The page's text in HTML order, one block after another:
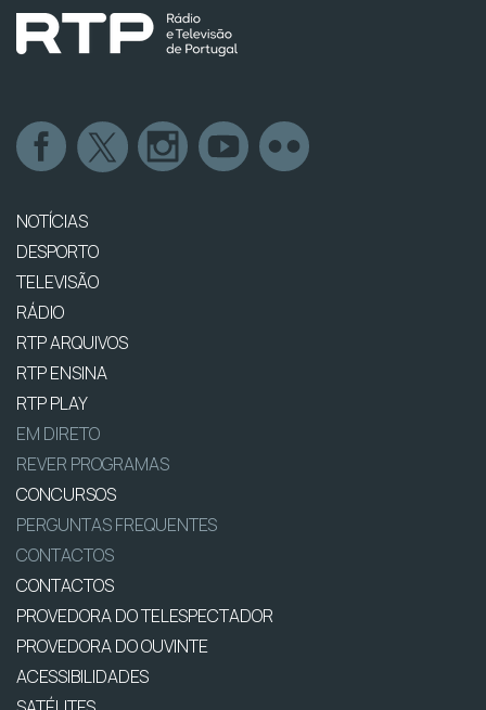
NOTÍCIAS
DESPORTO
TELEVISÃO
RÁDIO
RTP ARQUIVOS
RTP ENSINA
RTP PLAY
EM DIRETO
REVER PROGRAMAS
CONCURSOS
PERGUNTAS FREQUENTES
CONTACTOS
CONTACTOS
PROVEDORA DO TELESPECTADOR
PROVEDORA DO OUVINTE
ACESSIBILIDADES